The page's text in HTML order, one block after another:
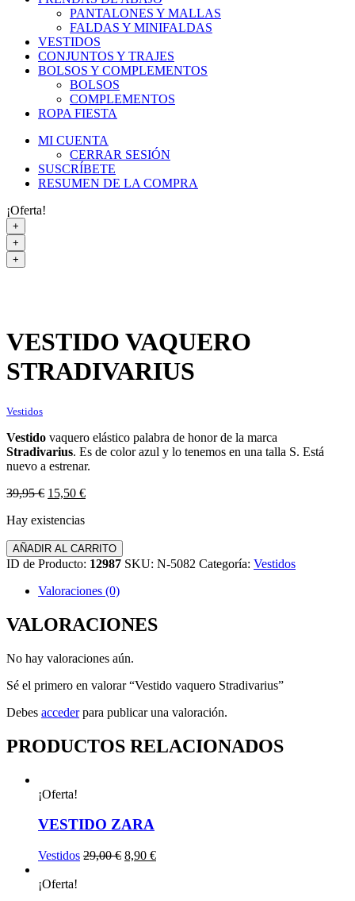
PANTALONES Y MALLAS
FALDAS Y MINIFALDAS
VESTIDOS
CONJUNTOS Y TRAJES
BOLSOS Y COMPLEMENTOS
BOLSOS
COMPLEMENTOS
ROPA FIESTA
MI CUENTA
CERRAR SESIÓN
SUSCRÍBETE
RESUMEN DE LA COMPRA
¡Oferta!
+
+
+
VESTIDO VAQUERO
STRADIVARIUS
Vestidos
Vestido vaquero elástico palabra de honor de la marca
Stradivarius. Es de color azul y lo tenemos en una talla S. Está
nuevo a estrenar.
39,95€ El
original
39,95 €.
15,50 €El
15,50 €.
Hay existencias
Vestido
vaquero
cantidad
AÑADIR AL CARRITO
ID de Producto: 12987 SKU: N-5082 Categoría: Vestidos
Valoraciones (0)
VALORACIONES
No hay valoraciones aún.
Sé el primero en valorar “Vestido vaquero Stradivarius”
Debes accederpara publicar una valoración.
PRODUCTOS RELACIONADOS
¡Oferta!
VESTIDO ZARA
Vestidos 29,00€ El
8,90 €El
¡Oferta!